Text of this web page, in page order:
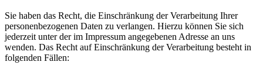
Sie haben das Recht, die Einschränkung der Verarbeitung Ihrer
personenbezogenen Daten zu verlangen. Hierzu können Sie sich
jederzeit unter der im Impressum angegebenen Adresse an uns
wenden. Das Recht auf Einschränkung der Verarbeitung besteht in
folgenden Fällen: